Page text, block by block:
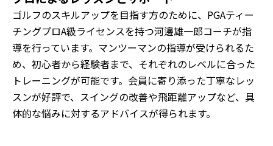
ゴルフのスキルアップを目指す方のために、PGAティー
チングプロA級ライセンスを持つ河邊雄一郎コーチが指
導を行っています。マンツーマンの指導が受けられるた
め、初心者から経験者まで、それぞれのレベルに合った
トレーニングが可能です。会員に寄り添った丁寧なレッ
スンが好評で、スイングの改善や飛距離アップなど、具
体的な悩みに対するアドバイスが得られます。